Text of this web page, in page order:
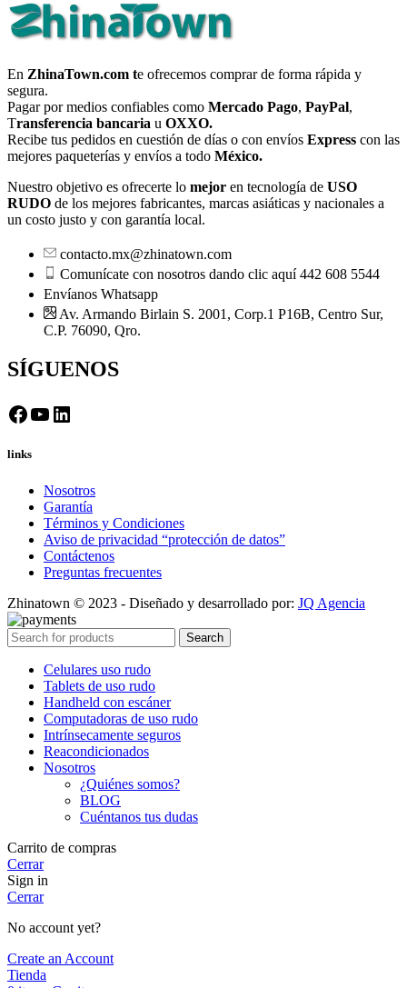
En ZhinaTown.com te ofrecemos comprar de forma rápida y
segura.
Pagar por medios confiables como Mercado Pago, PayPal,
Transferencia bancaria u OXXO.
Recibe tus pedidos en cuestión de días o con envíos Express con las
mejores paqueterías y envíos a todo México.
Nuestro objetivo es ofrecerte lo mejor en tecnología de USO
RUDO de los mejores fabricantes, marcas asiáticas y nacionales a
un costo justo y con garantía local.
contacto.mx@zhinatown.com
Comunícate con nosotros dando clic aquí 442 608 5544
Envíanos Whatsapp
Av. Armando Birlain S. 2001, Corp.1 P16B, Centro Sur,
C.P. 76090, Qro.
SÍGUENOS
Facebook
YouTube
LinkedIn
links
Nosotros
Garantía
Términos y Condiciones
Aviso de privacidad “protección de datos”
Contáctenos
Preguntas frecuentes
Zhinatown © 2023 - Diseñado y desarrollado por: JQ Agencia
Search
Celulares uso rudo
Tablets de uso rudo
Handheld con escáner
Computadoras de uso rudo
Intrínsecamente seguros
Reacondicionados
Nosotros
¿Quiénes somos?
BLOG
Cuéntanos tus dudas
Carrito de compras
Cerrar
Sign in
Cerrar
No account yet?
Create an Account
Tienda